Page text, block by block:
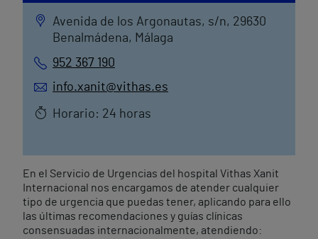
Avenida de los Argonautas, s/n, 29630
Benalmádena, Málaga
952 367 190
info.xanit@vithas.es
Horario: 24 horas
En el Servicio de Urgencias del hospital Vithas Xanit
Internacional nos encargamos de atender cualquier
tipo de urgencia que puedas tener, aplicando para ello
las últimas recomendaciones y guías clínicas
consensuadas internacionalmente, atendiendo: